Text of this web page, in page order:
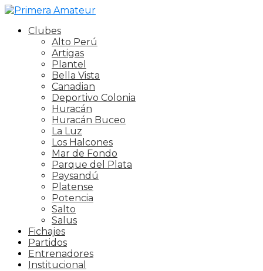
Clubes
Alto Perú
Artigas
Plantel
Bella Vista
Canadian
Deportivo Colonia
Huracán
Huracán Buceo
La Luz
Los Halcones
Mar de Fondo
Parque del Plata
Paysandú
Platense
Potencia
Salto
Salus
Fichajes
Partidos
Entrenadores
Institucional